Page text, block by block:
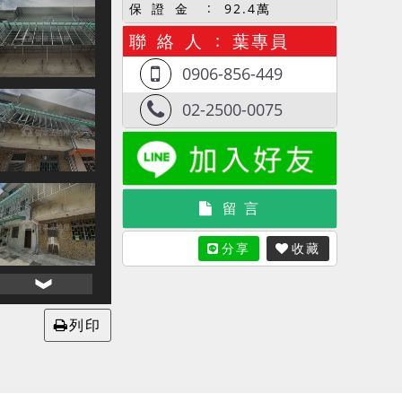
列印
保 證 金 92.4萬
聯 絡 人 葉專員
0906-856-449
02-2500-0075
留 言
分享 收藏